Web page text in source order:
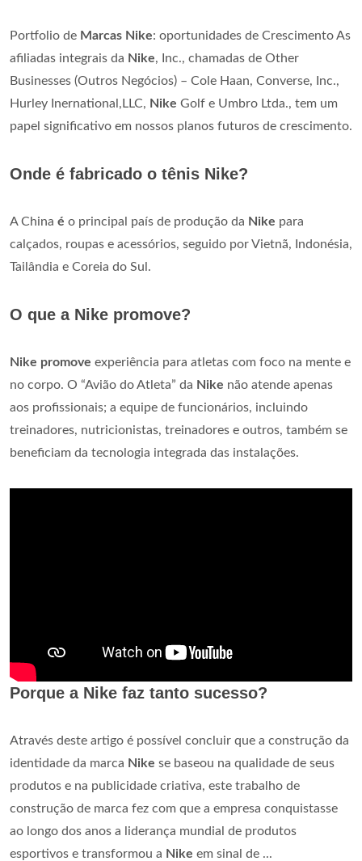
Portfolio de Marcas Nike: oportunidades de Crescimento As
afiliadas integrais da Nike, Inc., chamadas de Other
Businesses (Outros Negócios) – Cole Haan, Converse, Inc.,
Hurley Inernational,LLC, Nike Golf e Umbro Ltda., tem um
papel significativo em nossos planos futuros de crescimento.
Onde é fabricado o tênis Nike?
A China é o principal país de produção da Nike para
calçados, roupas e acessórios, seguido por Vietnã, Indonésia,
Tailândia e Coreia do Sul.
O que a Nike promove?
Nike promove experiência para atletas com foco na mente e
no corpo. O “Avião do Atleta” da Nike não atende apenas
aos profissionais; a equipe de funcionários, incluindo
treinadores, nutricionistas, treinadores e outros, também se
beneficiam da tecnologia integrada das instalações.
Porque a Nike faz tanto sucesso?
Através deste artigo é possível concluir que a construção da
identidade da marca Nike se baseou na qualidade de seus
produtos e na publicidade criativa, este trabalho de
construção de marca fez com que a empresa conquistasse
ao longo dos anos a liderança mundial de produtos
esportivos e transformou a Nike em sinal de ...